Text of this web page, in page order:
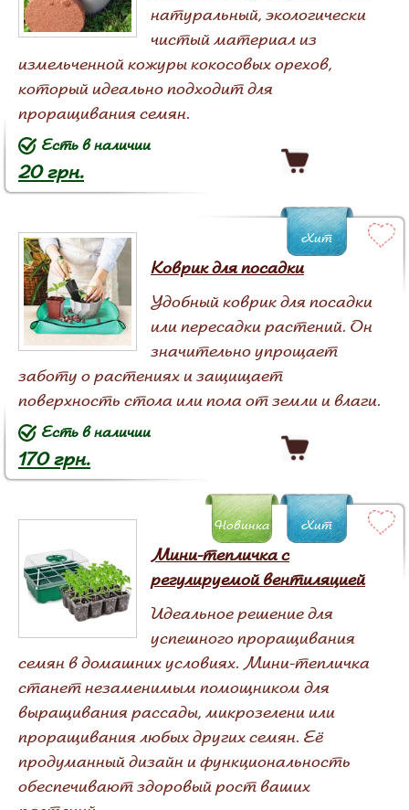
натуральный, экологически
чистый материал из
измельченной кожуры кокосовых орехов,
который идеально подходит для
проращивания семян.
20 грн.
Есть в наличии
Коврик для посадки
Удобный коврик для посадки
или пересадки растений. Он
значительно упрощает
заботу о растениях и защищает
поверхность стола или пола от земли и влаги.
170 грн.
Есть в наличии
Хит
Мини-тепличка с
регулируемой вентиляцией
Идеальное решение для
успешного проращивания
семян в домашних условиях. Мини-тепличка
станет незаменимым помощником для
выращивания рассады, микрозелени или
проращивания любых других семян. Её
продуманный дизайн и функциональность
обеспечивают здоровый рост ваших
Новинка Хит